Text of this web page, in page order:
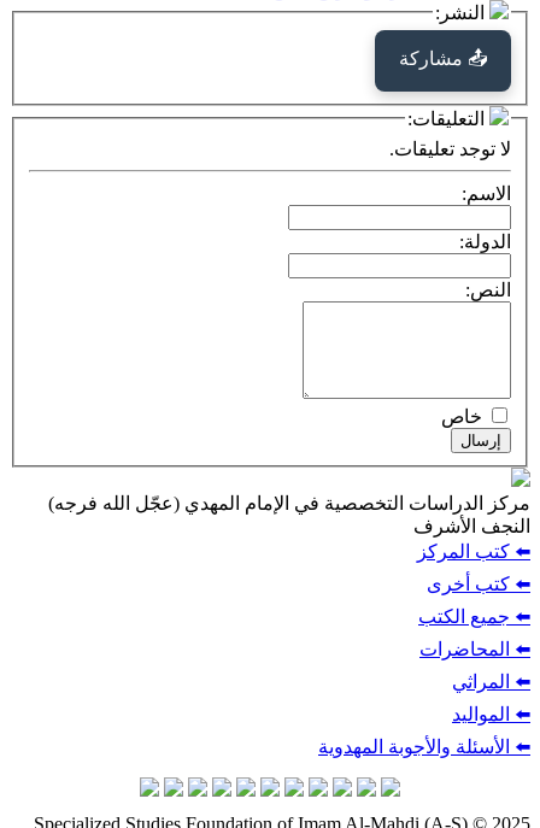
النشر:
📤 مشاركة
التعليقات:
لا توجد تعليقات.
الاسم:
الدولة:
النص:
خاص
إرسال
مركز الدراسات التخصصية في الإمام المهدي (عجّل الله فرجه)
النجف الأشرف
⬅️ كتب المركز
⬅️ كتب أخرى
⬅️ جميع الكتب
⬅️ المحاضرات
⬅️ المراثي
⬅️ المواليد
⬅️ الأسئلة والأجوبة المهدوية
Specialized Studies Foundation of Imam Al-Mahdi (A-S) © 2025